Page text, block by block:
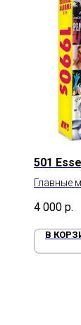
501
Главные
4 000 р.
В